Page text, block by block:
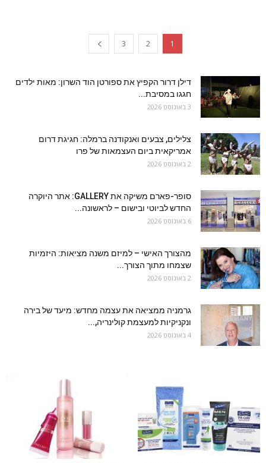
1
2
3
דילן דרור הקפיץ את ספורטן הוד השרון: מאות ילדים
חגגו במסיבת...
3 באוגוסט 2026
צלילים, צבעים ואנקודנה ברמלה: חגיגת דרום
אמריקאית ביום העצמאות של פרו
2 באוגוסט 2026
סופר-פארם משיקה את GALLERY: אתר היוקרה
החדש לביוטי ובישום – לראשונה...
6 באוגוסט 2026
מהצורך האישי – למיזם משנה מציאות: היזמיות
שצמחו מתוך הצורך...
2 באוגוסט 2026
גרמניה ממציאה את עצמה מחדש: מיעד של בירה
ונקניקיות למעצמת קולינריה,...
4 באוגוסט 2026